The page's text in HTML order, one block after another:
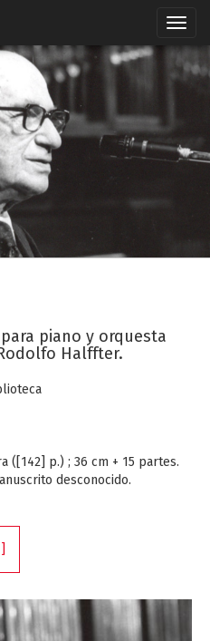
piano y orquesta
Halffter.
([142] p.) ; 36 cm + 15 partes.
desconocido.